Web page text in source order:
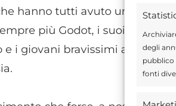
degli
pubblico
fonti
hanno tutti avuto un
più Godot, i suoi
e i giovani bravissimi attori